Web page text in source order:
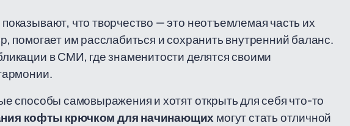
что творчество — это неотъемлемая часть их
помогает им расслабиться и сохранить внутренний баланс.
в СМИ, где знаменитости делятся своими
способы самовыражения и хотят открыть для себя что-то
кофты крючком для начинающихмогут стать отличной